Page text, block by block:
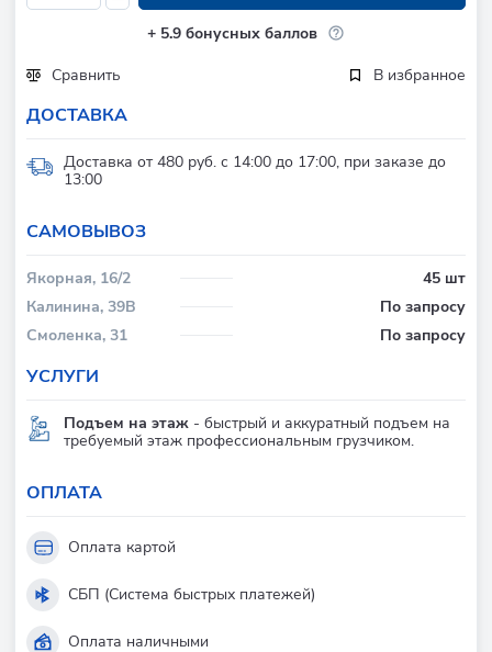
+ 5.9 бонусных баллов
Сравнить
В избранное
ДОСТАВКА
Доставка от 480 руб. с 14:00 до 17:00, при заказе до
13:00
CАМОВЫВОЗ
Якорная, 16/2
45 шт
Калинина, 39В
По запросу
Смоленка, 31
По запросу
УСЛУГИ
Подъем на этаж - быстрый и аккуратный подъем на
требуемый этаж профессиональным грузчиком.
ОПЛАТА
Оплата картой
СБП (Система быстрых платежей)
Оплата наличными